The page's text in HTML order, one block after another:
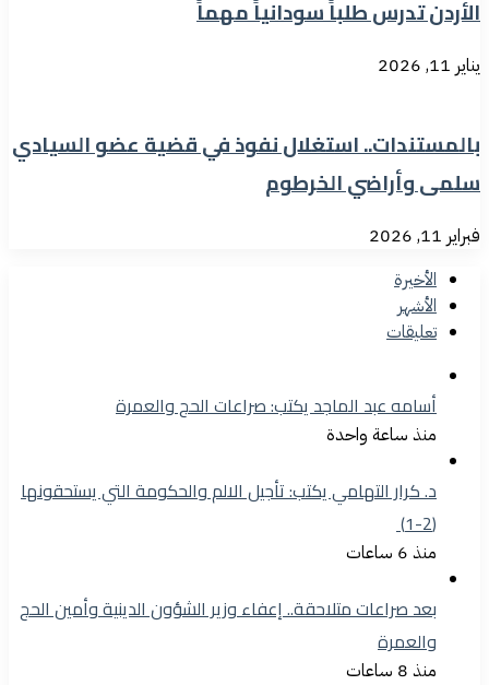
الأردن تدرس طلباً سودانياً مهماً
يناير 11, 2026
بالمستندات.. استغلال نفوذ في قضية عضو السيادي
سلمى وأراضي الخرطوم
فبراير 11, 2026
الأخيرة
الأشهر
تعليقات
أسامه عبد الماجد يكتب: صراعات الحج والعمرة
منذ ساعة واحدة
د. كرار التهامي يكتب: تأجيل الالم والحكومة التي يستحقونها
(2-1)
منذ 6 ساعات
بعد صراعات متلاحقة.. إعفاء وزير الشؤون الدينية وأمين الحج
والعمرة
منذ 8 ساعات